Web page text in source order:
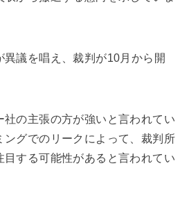
異議を唱え、裁判が10月から開
社の主張の方が強いと言われてい
ングでのリークによって、裁判所
目する可能性があると言われてい